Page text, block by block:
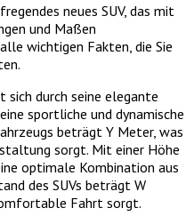
neues SUV, das mit
und Maßen
wichtigen Fakten, die Sie
sich durch seine elegante
sportliche und dynamische
beträgt Y Meter, was
sorgt. Mit einer Höhe
optimale Kombination aus
des SUVs beträgt W
Fahrt sorgt.